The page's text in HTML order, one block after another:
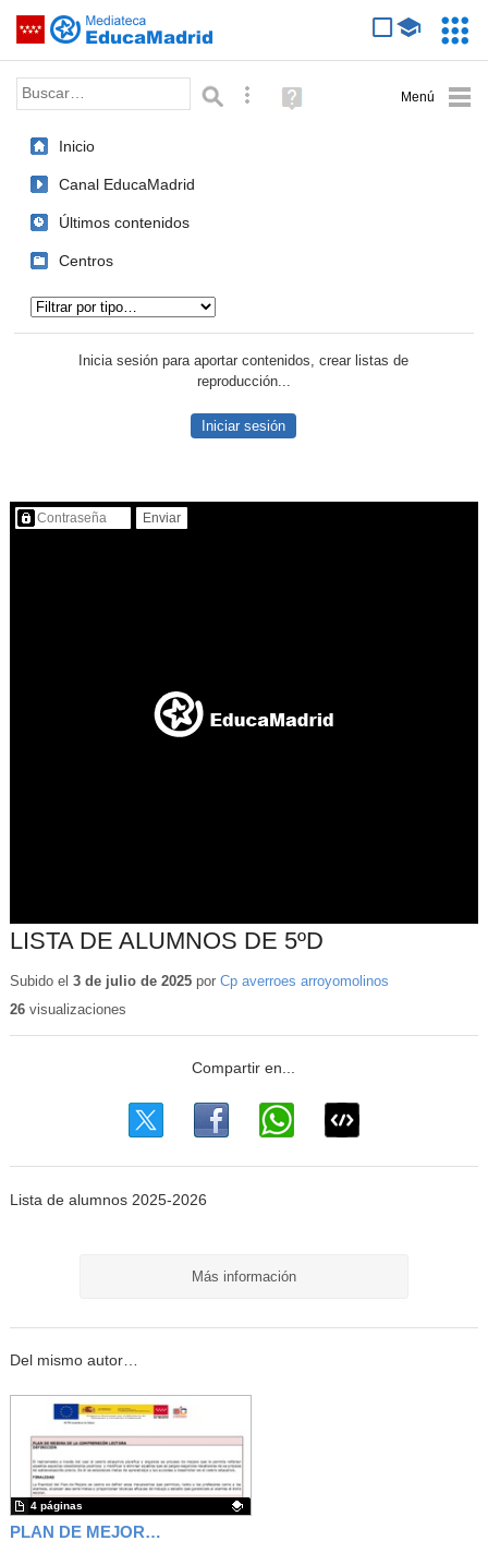
Saltar navegación
Palabra o frase: Búsqueda avanzada
Ayuda
(en
Inicio
Canal EducaMadrid
Últimos contenidos
Centros
Inicia sesión para aportar contenidos, crear listas de
reproducción...
Iniciar sesión
Contenido protegido…
LISTA DE ALUMNOS DE 5ºD
Subido el 3 de julio de 2025por Cp averroes arroyomolinos
26visualizaciones
Lista de alumnos 2025-2026
Más información
Del mismo autor…
PLAN DE MEJORA DE LA COMPRENSIÓN LECTORA
4 páginas